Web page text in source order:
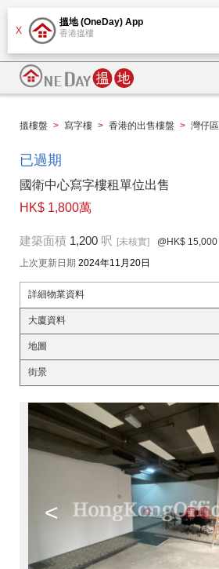
X
搵地 (OneDay) App
香港搵樓
搵樓盤 > 寫字樓 > 香港的出售樓盤 > 灣仔區
已過期
國衛中心寫字樓租單位出售
HK$ 1,800萬
建築面積 1,200 呎 [未核實] @HK$ 15,000
上次更新日期 2024年11月20日
詳細物業資料
大廈資料
地圖
街景
<